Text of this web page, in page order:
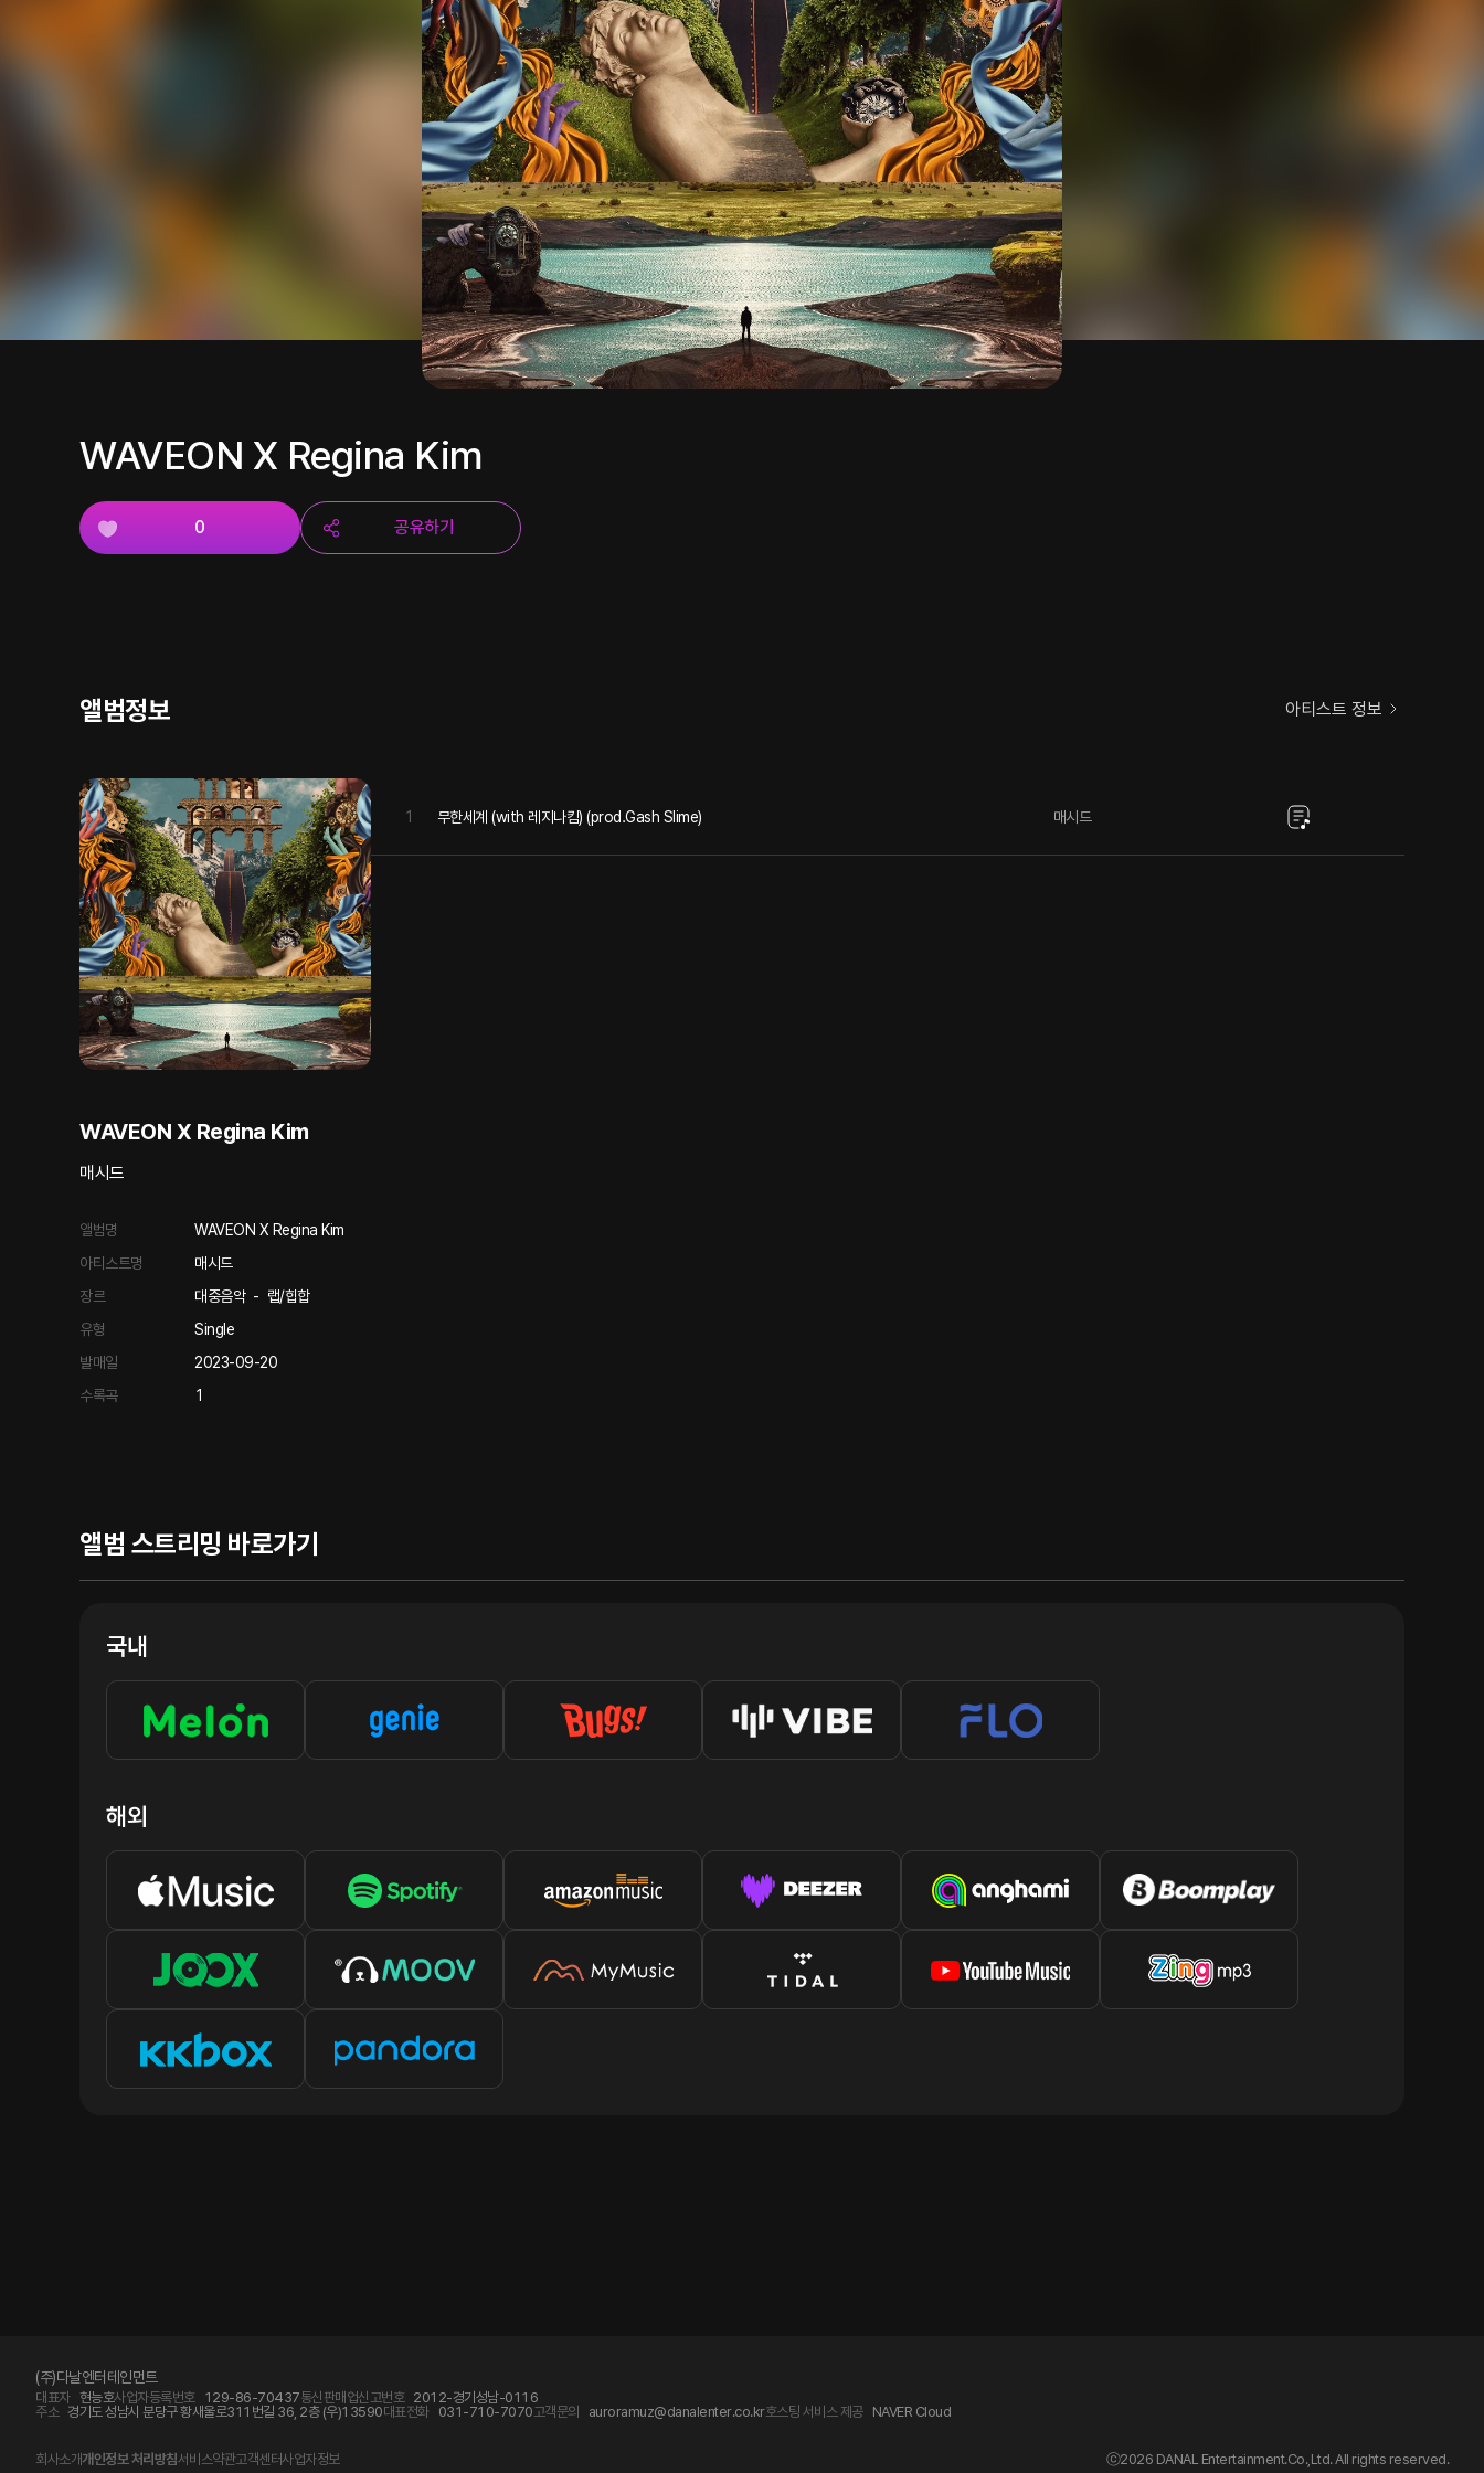
WAVEON X Regina Kim
0 공유하기
앨범정보 아티스트 정보
WAVEON X Regina Kim
매시드
앨범명
WAVEON X Regina Kim
아티스트명
매시드
장르
대중음악- 랩/힙합
유형
Single
발매일
2023-09-20
수록곡
1
1 무한세계 (with 레지나킴) (prod.Gash Slime) 매시드
앨범 스트리밍 바로가기
국내
해외
(주)다날엔터테인먼트
대표자 현능호사업자등록번호 129-86-70437통신판매업신고번호 2012-경기성남-0116
주소 경기도 성남시 분당구 황새울로311번길 36, 2층 (우)13590대표전화 031-710-7070고객문의 auroramuz@danalenter.co.kr호스팅 서비스 제공 NAVER Cloud
회사소개개인정보 처리방침서비스약관고객센터사업자정보 ⓒ2026 DANAL Entertainment.Co.,Ltd. All rights reserved.